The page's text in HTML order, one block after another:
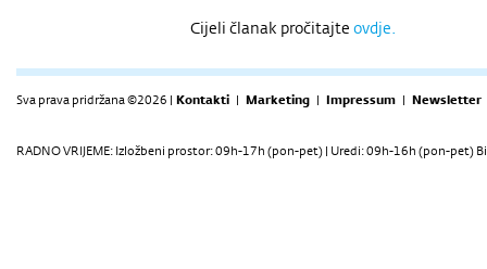
Cijeli članak pročitajte ovdje.
Sva prava pridržana ©2026 | Kontakti | Marketing | Impressum | Newsletter
RADNO VRIJEME: Izložbeni prostor: 09h-17h (pon-pet) | Uredi: 09h-16h (pon-pet)